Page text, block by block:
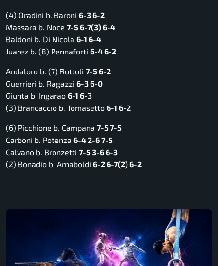
(4) Oradini b. Baroni 6-3 6-2
Massara b. Noce 7-5 6-7(3) 6-4
Baldoni b. Di Nicola 6-1 6-4
Juarez b. (8) Pennaforti 6-4 6-2
Andaloro b. (7) Rottoli 7-5 6-2
Guerrieri b. Ragazzi 6-3 6-0
Giunta b. Ingarao 6-1 6-3
(3) Brancaccio b. Tomasetto 6-1 6-2
(6) Picchione b. Campana 7-5 7-5
Carboni b. Potenza 6-4 2-6 7-5
Calvano b. Bronzetti 7-5 3-6 6-3
(2) Bonadio b. Arnaboldi 6-2 6-7(2) 6-2